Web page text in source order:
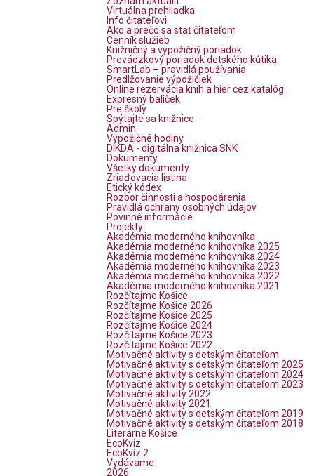
Virtuálna prehliadka
Info čitateľovi
Ako a prečo sa stať čitateľom
Cenník služieb
Knižničný a výpožičný poriadok
Prevádzkový poriadok detského kútika
SmartLab – pravidlá používania
Predlžovanie výpožičiek
Online rezervácia kníh a hier cez katalóg
Expresný balíček
Pre školy
Spýtajte sa knižnice
Admin
Výpožičné hodiny
DIKDA - digitálna knižnica SNK
Dokumenty
Všetky dokumenty
Zriaďovacia listina
Etický kódex
Rozbor činnosti a hospodárenia
Pravidlá ochrany osobných údajov
Povinné informácie
Projekty
Akadémia moderného knihovníka
Akadémia moderného knihovníka 2025
Akadémia moderného knihovníka 2024
Akadémia moderného knihovníka 2023
Akadémia moderného knihovníka 2022
Akadémia moderného knihovníka 2021
Rozčítajme Košice
Rozčítajme Košice 2026
Rozčítajme Košice 2025
Rozčítajme Košice 2024
Rozčítajme Košice 2023
Rozčítajme Košice 2022
Motivačné aktivity s detským čitateľom
Motivačné aktivity s detským čitateľom 2025
Motivačné aktivity s detským čitateľom 2024
Motivačné aktivity s detským čitateľom 2023
Motivačné aktivity 2022
Motivačné aktivity 2021
Motivačné aktivity s detským čitateľom 2019
Motivačné aktivity s detským čitateľom 2018
Literárne Košice
EcoKvíz
EcoKvíz 2
Vydávame
2026